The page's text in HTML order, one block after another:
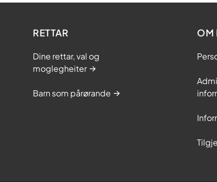
RETTAR
Dine rettar, val og
moglegheiter
Barn som pårørande
OM